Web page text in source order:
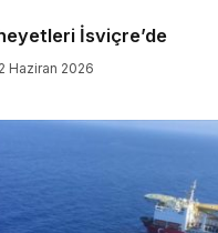
İsviçre’de
Haziran 2026